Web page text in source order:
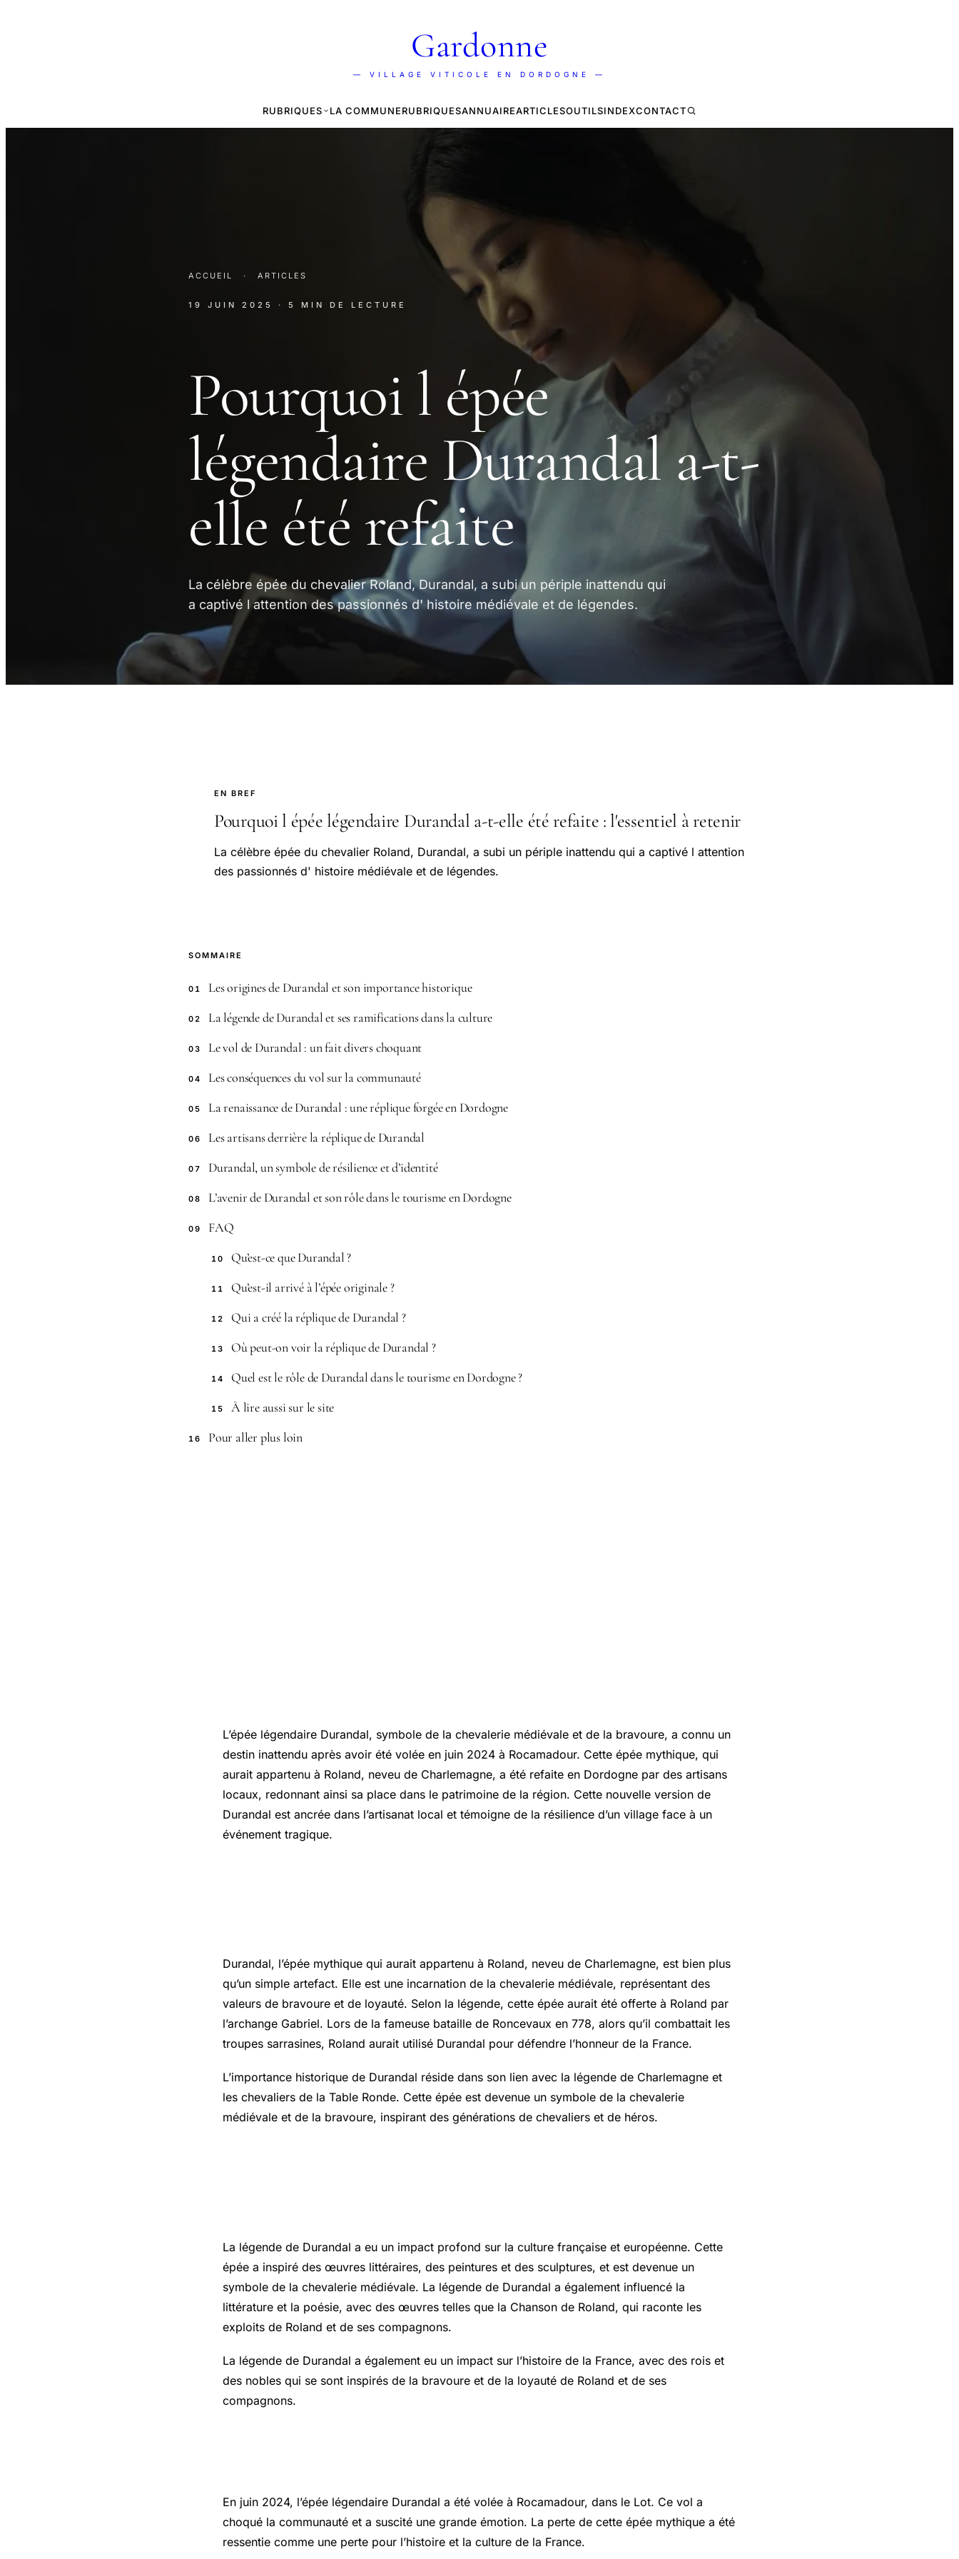
Gardonne
— VILLAGE VITICOLE EN DORDOGNE —
RUBRIQUES LA COMMUNERUBRIQUESANNUAIREARTICLESOUTILSINDEXCONTACT
ACCUEIL · ARTICLES
19 JUIN 2025 · 5 MIN DE LECTURE
Pourquoi l épée
légendaire Durandal a-t-
elle été refaite
La célèbre épée du chevalier Roland, Durandal, a subi un périple inattendu qui
a captivé l attention des passionnés d' histoire médiévale et de légendes.
EN BREF
Pourquoi l épée légendaire Durandal a-t-elle été refaite : l'essentiel à retenir
La célèbre épée du chevalier Roland, Durandal, a subi un périple inattendu qui a captivé l attention
des passionnés d' histoire médiévale et de légendes.
SOMMAIRE
01 Les origines de Durandal et son importance historique
02 La légende de Durandal et ses ramifications dans la culture
03 Le vol de Durandal : un fait divers choquant
04 Les conséquences du vol sur la communauté
05 La renaissance de Durandal : une réplique forgée en Dordogne
06 Les artisans derrière la réplique de Durandal
07 Durandal, un symbole de résilience et d’identité
08 L’avenir de Durandal et son rôle dans le tourisme en Dordogne
09 FAQ
10 Qu’est-ce que Durandal ?
11 Qu’est-il arrivé à l’épée originale ?
12 Qui a créé la réplique de Durandal ?
13 Où peut-on voir la réplique de Durandal ?
14 Quel est le rôle de Durandal dans le tourisme en Dordogne ?
15 À lire aussi sur le site
16 Pour aller plus loin
L’épée légendaire Durandal, symbole de la chevalerie médiévale et de la bravoure, a connu un
destin inattendu après avoir été volée en juin 2024 à Rocamadour. Cette épée mythique, qui
aurait appartenu à Roland, neveu de Charlemagne, a été refaite en Dordogne par des artisans
locaux, redonnant ainsi sa place dans le patrimoine de la région. Cette nouvelle version de
Durandal est ancrée dans l’artisanat local et témoigne de la résilience d’un village face à un
événement tragique.
Durandal, l’épée mythique qui aurait appartenu à Roland, neveu de Charlemagne, est bien plus
qu’un simple artefact. Elle est une incarnation de la chevalerie médiévale, représentant des
valeurs de bravoure et de loyauté. Selon la légende, cette épée aurait été offerte à Roland par
l’archange Gabriel. Lors de la fameuse bataille de Roncevaux en 778, alors qu’il combattait les
troupes sarrasines, Roland aurait utilisé Durandal pour défendre l’honneur de la France.
L’importance historique de Durandal réside dans son lien avec la légende de Charlemagne et
les chevaliers de la Table Ronde. Cette épée est devenue un symbole de la chevalerie
médiévale et de la bravoure, inspirant des générations de chevaliers et de héros.
La légende de Durandal a eu un impact profond sur la culture française et européenne. Cette
épée a inspiré des œuvres littéraires, des peintures et des sculptures, et est devenue un
symbole de la chevalerie médiévale. La légende de Durandal a également influencé la
littérature et la poésie, avec des œuvres telles que la Chanson de Roland, qui raconte les
exploits de Roland et de ses compagnons.
La légende de Durandal a également eu un impact sur l’histoire de la France, avec des rois et
des nobles qui se sont inspirés de la bravoure et de la loyauté de Roland et de ses
compagnons.
En juin 2024, l’épée légendaire Durandal a été volée à Rocamadour, dans le Lot. Ce vol a
choqué la communauté et a suscité une grande émotion. La perte de cette épée mythique a été
ressentie comme une perte pour l’histoire et la culture de la France.